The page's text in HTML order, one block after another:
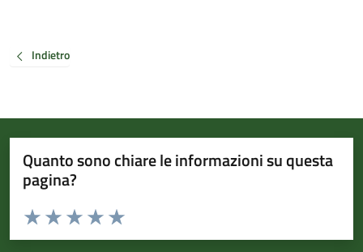
Indietro
Quanto sono chiare le informazioni su questa
pagina?
Valuta da 1 a 5 stelle la pagina
Valuta 5 stelle su 5
Valuta 4 stelle su 5
Valuta 3 stelle su 5
Valuta 2 stelle su 5
Valuta 1 stelle su 5